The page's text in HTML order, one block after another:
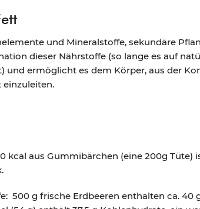
und Mineralstoffe, sekundäre
dieser Nährstoffe (so lange es auf
und ermöglicht es dem Körper, aus der
kcal aus Gummibärchen (eine 200g Tüte)
500 g frische Erdbeeren enthalten ca. 40